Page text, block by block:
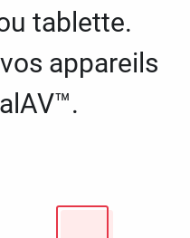
tablette.
appareils